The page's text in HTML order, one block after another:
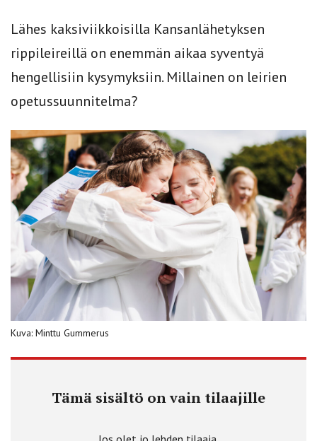
Lähes kaksiviikkoisilla Kansanlähetyksen
rippileireillä on enemmän aikaa syventyä
hengellisiin kysymyksiin. Millainen on leirien
opetussuunnitelma?
Kuva: Minttu Gummerus
Tämä sisältö on vain tilaajille